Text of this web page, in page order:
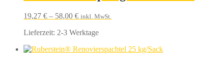
19,27 € – 58,00 € inkl. MwSt.
Lieferzeit: 2-3 Werktage